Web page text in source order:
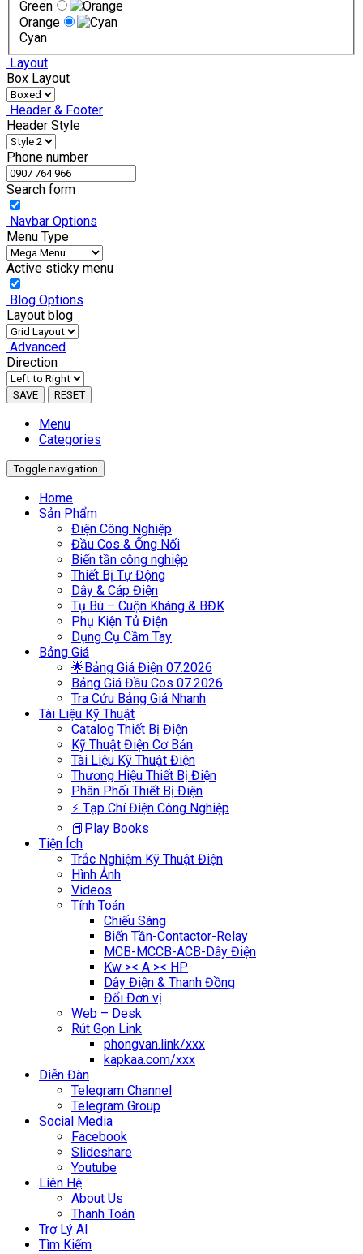
Green
Orange
Cyan
Layout
Box Layout
Header & Footer
Header Style
Phone number
Search form
Navbar Options
Menu Type
Active sticky menu
Blog Options
Layout blog
Advanced
Direction
SAVE RESET
Menu
Categories
Toggle navigation
Home
Sản Phẩm
Điện Công Nghiệp
Đầu Cos & Ống Nối
Biến tần công nghiệp
Thiết Bị Tự Động
Dây & Cáp Điện
Tụ Bù – Cuộn Kháng & BĐK
Phụ Kiện Tủ Điện
Dụng Cụ Cầm Tay
Bảng Giá
🌟Bảng Giá Điện 07.2026
Bảng Giá Đầu Cos 07.2026
Tra Cứu Bảng Giá Nhanh
Tài Liệu Kỹ Thuật
Catalog Thiết Bị Điện
Kỹ Thuật Điện Cơ Bản
Tài Liệu Kỹ Thuật Điện
Thương Hiệu Thiết Bị Điện
Phân Phối Thiết Bị Điện
⚡ Tạp Chí Điện Công Nghiệp
📕Play Books
Tiện Ích
Trắc Nghiệm Kỹ Thuật Điện
Hình Ảnh
Videos
Tính Toán
Chiếu Sáng
Biến Tần-Contactor-Relay
MCB-MCCB-ACB-Dây Điện
Kw >< A >< HP
Dây Điện & Thanh Đồng
Đổi Đơn vị
Web – Desk
Rút Gọn Link
phongvan.link/xxx
kapkaa.com/xxx
Diễn Đàn
Telegram Channel
Telegram Group
Social Media
Facebook
Slideshare
Youtube
Liên Hệ
About Us
Thanh Toán
Trợ Lý AI
Tìm Kiếm